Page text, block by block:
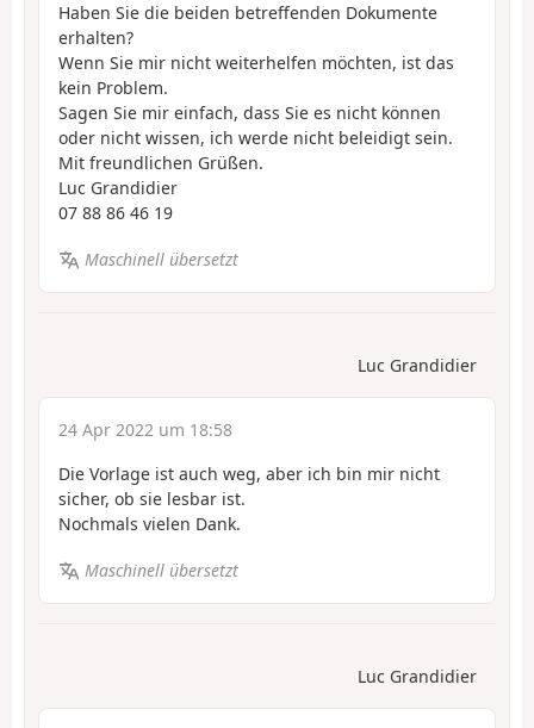
Haben Sie die beiden betreffenden Dokumente
erhalten?
Wenn Sie mir nicht weiterhelfen möchten, ist das
kein Problem.
Sagen Sie mir einfach, dass Sie es nicht können
oder nicht wissen, ich werde nicht beleidigt sein.
Mit freundlichen Grüßen.
Luc Grandidier
07 88 86 46 19
Maschinell übersetzt
Luc Grandidier
24 Apr 2022 um 18:58
Die Vorlage ist auch weg, aber ich bin mir nicht
sicher, ob sie lesbar ist.
Nochmals vielen Dank.
Maschinell übersetzt
Luc Grandidier